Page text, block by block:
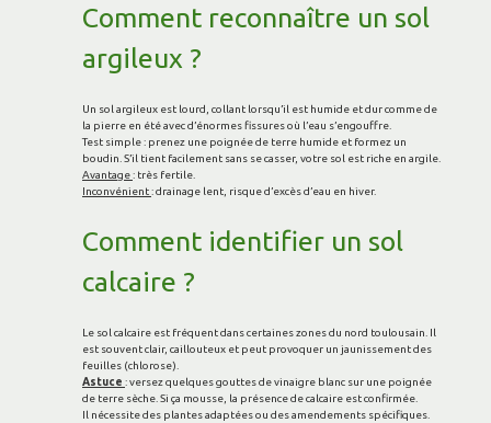
Comment reconnaître un sol
argileux ?
Un sol argileux est lourd, collant lorsqu’il est humide et dur comme de
la pierre en été avec d’énormes fissures où l’eau s’engouffre.
Test simple : prenez une poignée de terre humide et formez un
boudin. S’il tient facilement sans se casser, votre sol est riche en argile.
Avantage: très fertile.
Inconvénient: drainage lent, risque d’excès d’eau en hiver.
Comment identifier un sol
calcaire ?
Le sol calcaire est fréquent dans certaines zones du nord toulousain. Il
est souvent clair, caillouteux et peut provoquer un jaunissement des
feuilles (chlorose).
Astuce : versez quelques gouttes de vinaigre blanc sur une poignée
de terre sèche. Si ça mousse, la présence de calcaire est confirmée.
Il nécessite des plantes adaptées ou des amendements spécifiques.